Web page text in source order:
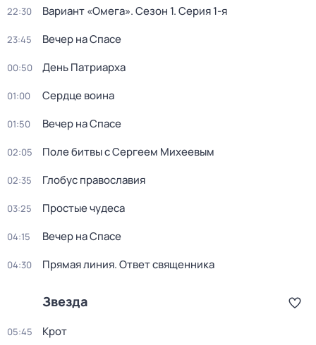
22:30 Вариант «Омега». Сезон 1. Серия 1-я
23:45 Вечер на Спасе
00:50 День Патриарха
01:00 Сердце воина
01:50 Вечер на Спасе
02:05 Поле битвы с Сергеем Михеевым
02:35 Глобус православия
03:25 Простые чудеса
04:15 Вечер на Спасе
04:30 Прямая линия. Ответ священника
Звезда
05:45 Крот